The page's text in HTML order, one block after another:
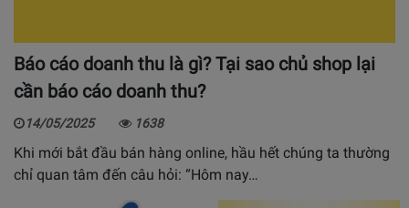
Báo cáo doanh thu là gì? Tại sao chủ shop lại
cần báo cáo doanh thu?
14/05/2025 1638
Khi mới bắt đầu bán hàng online, hầu hết chúng ta thường
chỉ quan tâm đến câu hỏi: “Hôm nay…